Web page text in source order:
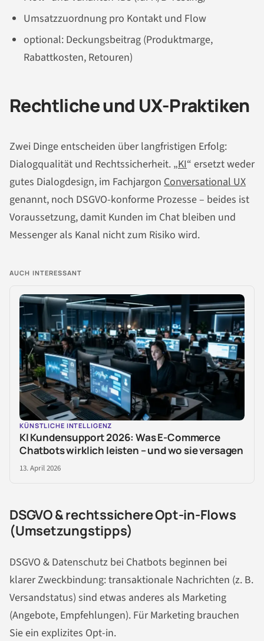
Umsatzzuordnung pro Kontakt und Flow
optional: Deckungsbeitrag (Produktmarge,
Rabattkosten, Retouren)
Rechtliche und UX-Praktiken
Zwei Dinge entscheiden über langfristigen Erfolg:
Dialogqualität und Rechtssicherheit. „KI“ ersetzt weder
gutes Dialogdesign, im Fachjargon Conversational UX
genannt, noch DSGVO-konforme Prozesse – beides ist
Voraussetzung, damit Kunden im Chat bleiben und
Messenger als Kanal nicht zum Risiko wird.
AUCH INTERESSANT
KÜNSTLICHE INTELLIGENZ
KI Kundensupport 2026: Was E-Commerce
Chatbots wirklich leisten – und wo sie versagen
13. April 2026
DSGVO & rechtssichere Opt-in-Flows
(Umsetzungstipps)
DSGVO & Datenschutz bei Chatbots beginnen bei
klarer Zweckbindung: transaktionale Nachrichten (z. B.
Versandstatus) sind etwas anderes als Marketing
(Angebote, Empfehlungen). Für Marketing brauchen
Sie ein explizites Opt-in.